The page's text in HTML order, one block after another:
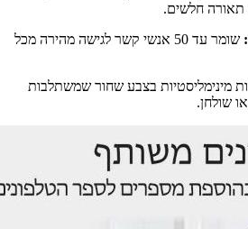
תאורה חלשים.
שומר עד 50 אנשי קשר לגישה מהירה מכל
מינימליסטיות בצבע שחור שמשתלבות
שולחן.